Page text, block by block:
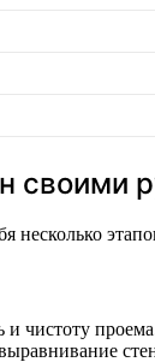
своими
несколько
и чистоту